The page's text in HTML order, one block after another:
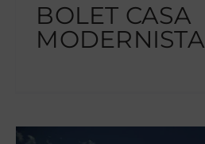
BOLET CASA
MODERNISTA